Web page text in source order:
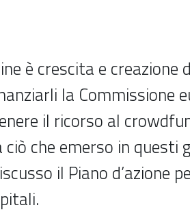
è crescita e creazione
la Commissione
il ricorso al
che emerso in questi
il Piano d’azione